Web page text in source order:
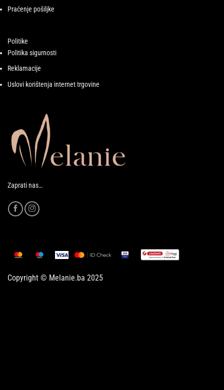
Praćenje pošiljke
Politike
Politika sigurnosti
Reklamacije
Uslovi korištenja internet trgovine
Zaprati nas…
Copyright © Melanie.ba 2025